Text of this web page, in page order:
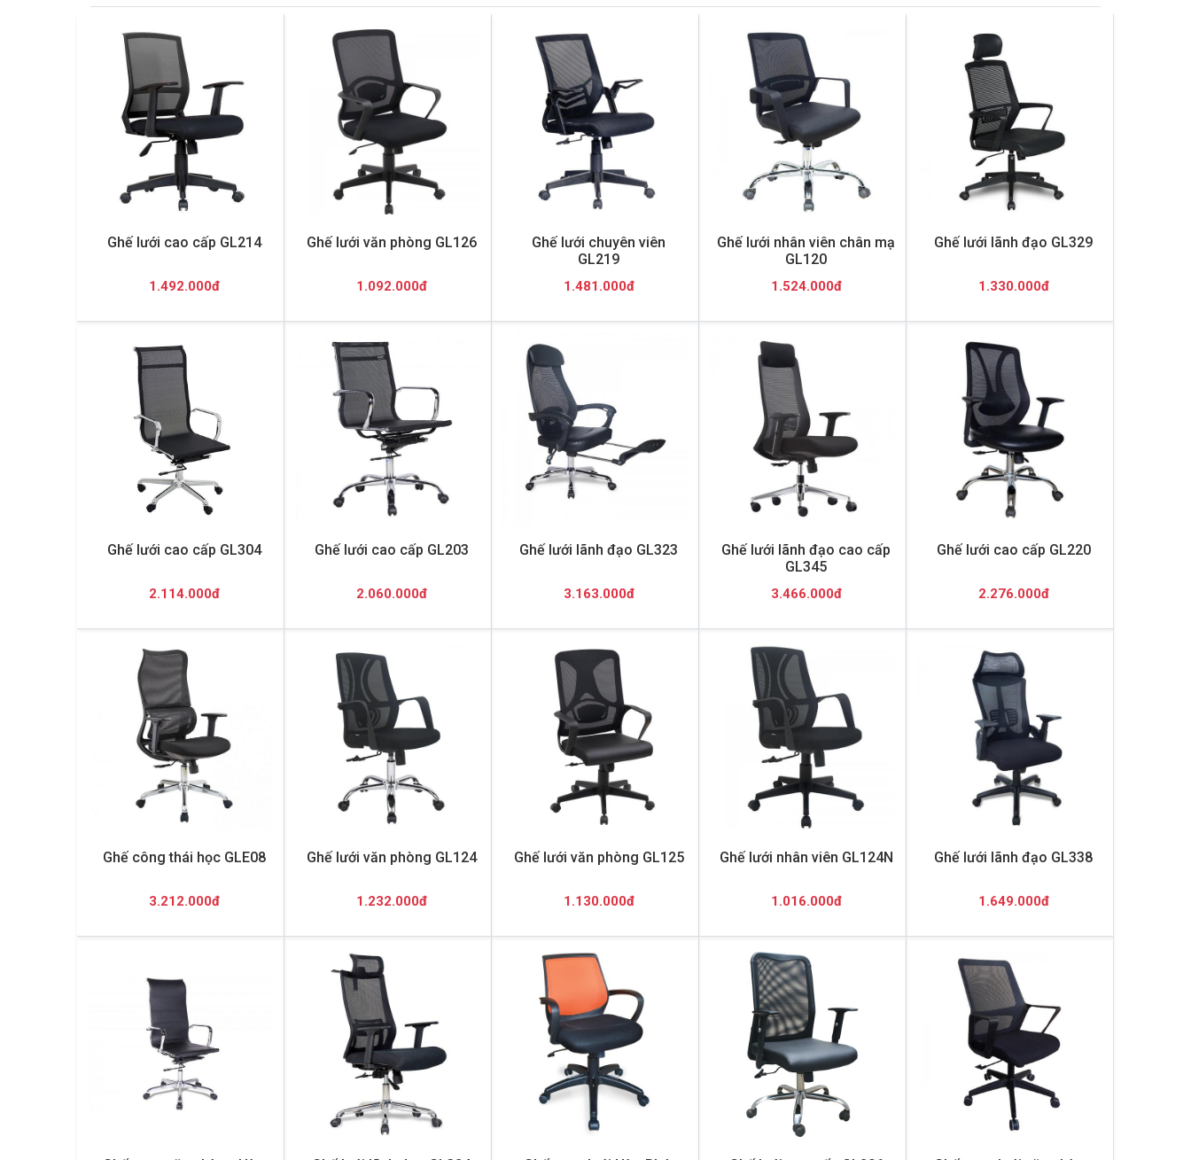
Ghế lưới cao cấp GL214
1.492.000đ
Ghế lưới văn phòng GL126
1.092.000đ
Ghế lưới chuyên viên
GL219
1.481.000đ
Ghế lưới nhân viên chân mạ
GL120
1.524.000đ
Ghế lưới lãnh đạo GL329
1.330.000đ
Ghế lưới cao cấp GL304
2.114.000đ
Ghế lưới cao cấp GL203
2.060.000đ
Ghế lưới lãnh đạo GL323
3.163.000đ
Ghế lưới lãnh đạo cao cấp
GL345
3.466.000đ
Ghế lưới cao cấp GL220
2.276.000đ
Ghế công thái học GLE08
3.212.000đ
Ghế lưới văn phòng GL124
1.232.000đ
Ghế lưới văn phòng GL125
1.130.000đ
Ghế lưới nhân viên GL124N
1.016.000đ
Ghế lưới lãnh đạo GL338
1.649.000đ